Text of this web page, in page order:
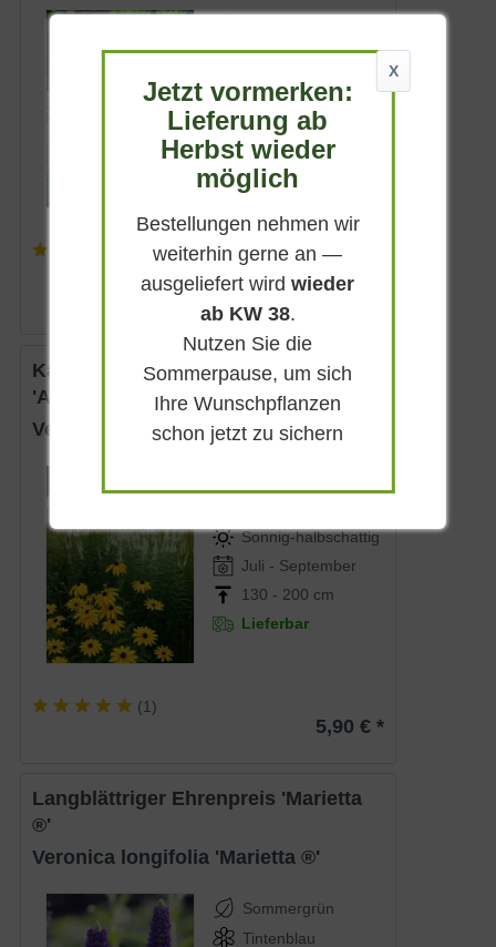
Rosa
Sonnig-halbschattig
Juli - September
bis zu 1,5 m
Lieferbar
)
6,75 € *
Kandelaber-Garten-Ehrenpreis
'Alba'
Veronicastrum virginicum 'Alba'
Sonnig-halbschattig
Juli - September
130 - 200 cm
Lieferbar
(1)
5,90 € *
Langblättriger Ehrenpreis 'Marietta
®'
Veronica longifolia 'Marietta ®'
Sommergrün
Tintenblau
X
Jetzt vormerken:
Lieferung ab
Herbst wieder
möglich
Bestellungen nehmen wir
weiterhin gerne an —
ausgeliefert wirdwieder
ab KW 38.
Nutzen Sie die
Sommerpause, um sich
Ihre Wunschpflanzen
schon jetzt zu sichern